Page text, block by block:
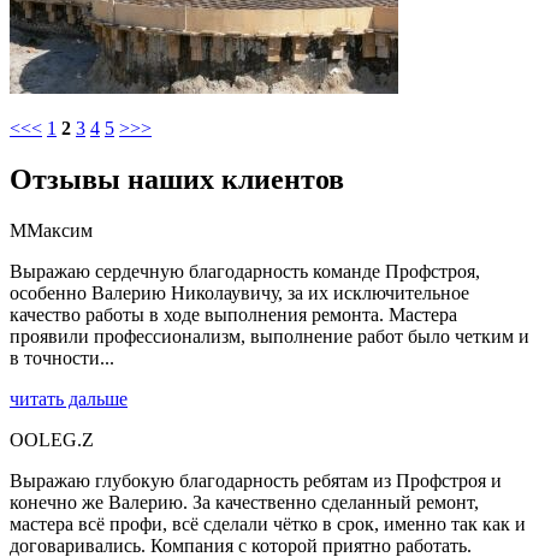
<<< 1 2 3 4 5 >>>
Отзывы наших клиентов
ММаксим
Выражаю сердечную благодарность команде Профстроя,
особенно Валерию Николаувичу, за их исключительное
качество работы в ходе выполнения ремонта. Мастера
проявили профессионализм, выполнение работ было четким и
в точности...
читать дальше
OOLEG.Z
Выражаю глубокую благодарность ребятам из Профстроя и
конечно же Валерию. За качественно сделанный ремонт,
мастера всё профи, всё сделали чётко в срок, именно так как и
договаривались. Компания с которой приятно работать.